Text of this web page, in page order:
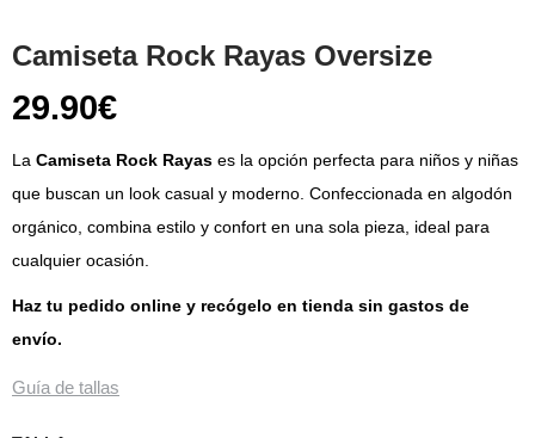
Camiseta Rock Rayas Oversize
29.90€
La Camiseta Rock Rayas es la opción perfecta para niños y niñas
que buscan un look casual y moderno. Confeccionada en algodón
orgánico, combina estilo y confort en una sola pieza, ideal para
cualquier ocasión.
Haz tu pedido online y recógelo en tienda sin gastos de
envío.
Guía de tallas